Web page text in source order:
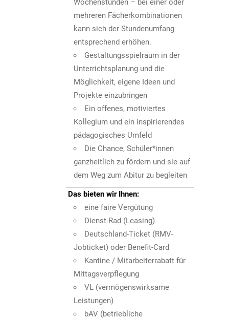
Wochenstunden – bei einer oder
mehreren Fächerkombinationen
kann sich der Stundenumfang
entsprechend erhöhen.
Gestaltungsspielraum in der
Unterrichtsplanung und die
Möglichkeit, eigene Ideen und
Projekte einzubringen
Ein offenes, motiviertes
Kollegium und ein inspirierendes
pädagogisches Umfeld
Die Chance, Schüler*innen
ganzheitlich zu fördern und sie auf
dem Weg zum Abitur zu begleiten
Das bieten wir Ihnen:
eine faire Vergütung
Dienst-Rad (Leasing)
Deutschland-Ticket (RMV-
Jobticket) oder Benefit-Card
Kantine / Mitarbeiterrabatt für
Mittagsverpflegung
VL (vermögenswirksame
Leistungen)
bAV (betriebliche